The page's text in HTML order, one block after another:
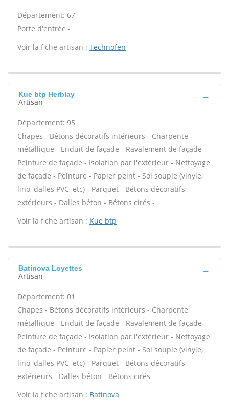
Département: 67
Porte d'entrée -
Voir la fiche artisan : Technofen
Kue btp Herblay
Artisan
Département: 95
Chapes - Bétons décoratifs intérieurs - Charpente
métallique - Enduit de façade - Ravalement de façade -
Peinture de façade - Isolation par l'extérieur - Nettoyage
de façade - Peinture - Papier peint - Sol souple (vinyle,
lino, dalles PVC, etc) - Parquet - Bétons décoratifs
extérieurs - Dalles béton - Bétons cirés -
Voir la fiche artisan : Kue btp
Batinova Loyettes
Artisan
Département: 01
Chapes - Bétons décoratifs intérieurs - Charpente
métallique - Enduit de façade - Ravalement de façade -
Peinture de façade - Isolation par l'extérieur - Nettoyage
de façade - Peinture - Papier peint - Sol souple (vinyle,
lino, dalles PVC, etc) - Parquet - Bétons décoratifs
extérieurs - Dalles béton - Bétons cirés -
Voir la fiche artisan : Batinova